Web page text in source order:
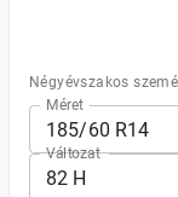
Négyévszakos
Méret
185/60 R14
Változat
82 H